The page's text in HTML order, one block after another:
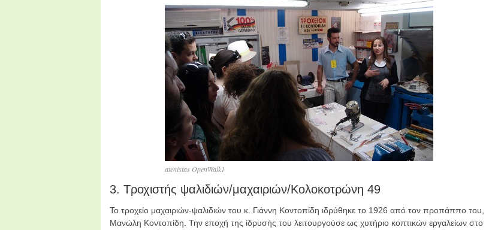
atenistas OpenWalk1
3. Τροχιστής ψαλιδιών/μαχαιριών/Κολοκοτρώνη 49
Το τροχείο μαχαιριών-ψαλιδιών του κ. Γιάννη Κοντοπίδη ιδρύθηκε το 1926 από τον προπάππο του,
Μανώλη Κοντοπίδη. Την εποχή της ίδρυσής του λειτουργούσε ως χυτήριο κοπτικών εργαλείων στο